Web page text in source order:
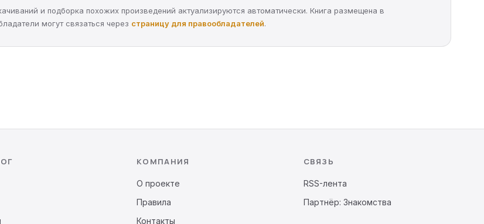
и подборка похожих произведений актуализируются автоматически. Книга размещена в
могут связаться через страницу для правообладателей.
КОМПАНИЯ
О проекте
Правила
Контакты
СВЯЗЬ
RSS-лента
Партнёр: Знакомства